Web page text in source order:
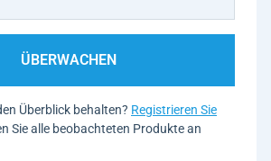
ÜBERWACHEN
Überblick behalten? Registrieren Sie
Sie alle beobachteten Produkte an